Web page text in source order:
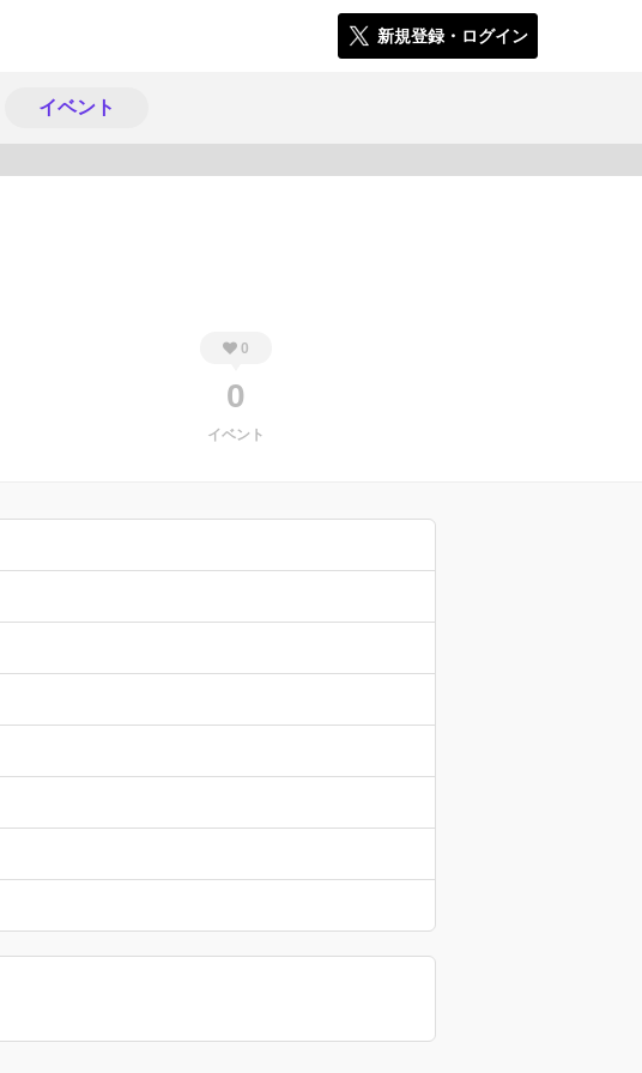
新規登録・ログイン
イベント
0
0
イベント